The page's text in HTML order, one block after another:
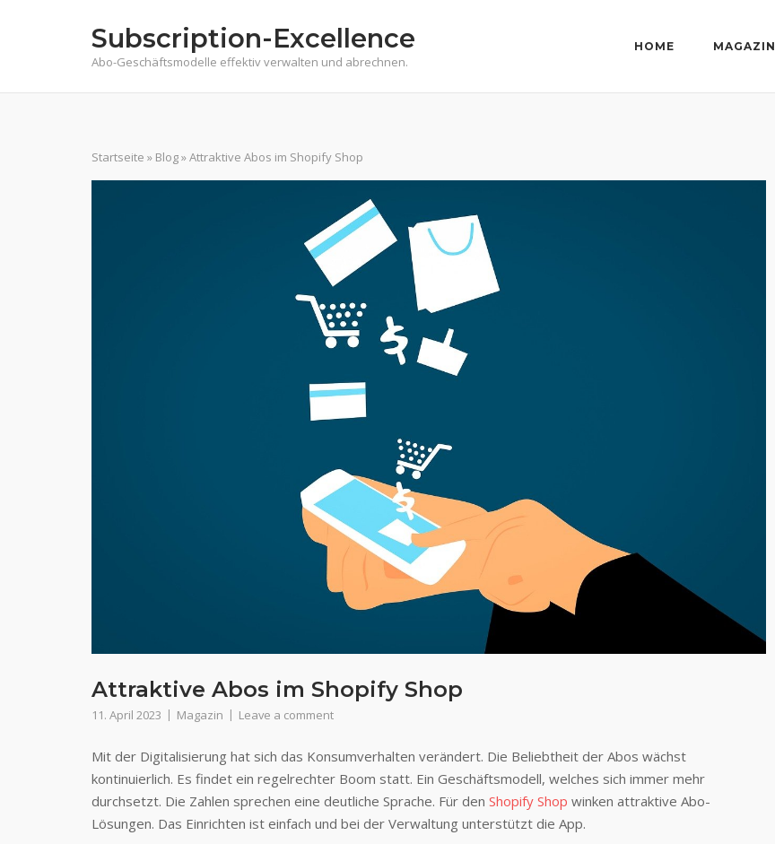
Subscription-Excellence
Abo-Geschäftsmodelle effektiv verwalten und abrechnen.
HOME MAGAZIN
Startseite » Blog»Attraktive Abos im Shopify Shop
Attraktive Abos im Shopify Shop
11. April 2023 Magazin Leave a comment
Mit der Digitalisierung hat sich das Konsumverhalten verändert. Die Beliebtheit der Abos wächst
kontinuierlich. Es findet ein regelrechter Boom statt. Ein Geschäftsmodell, welches sich immer mehr
durchsetzt. Die Zahlen sprechen eine deutliche Sprache. Für den Shopify Shop winken attraktive Abo-
Lösungen. Das Einrichten ist einfach und bei der Verwaltung unterstützt die App.